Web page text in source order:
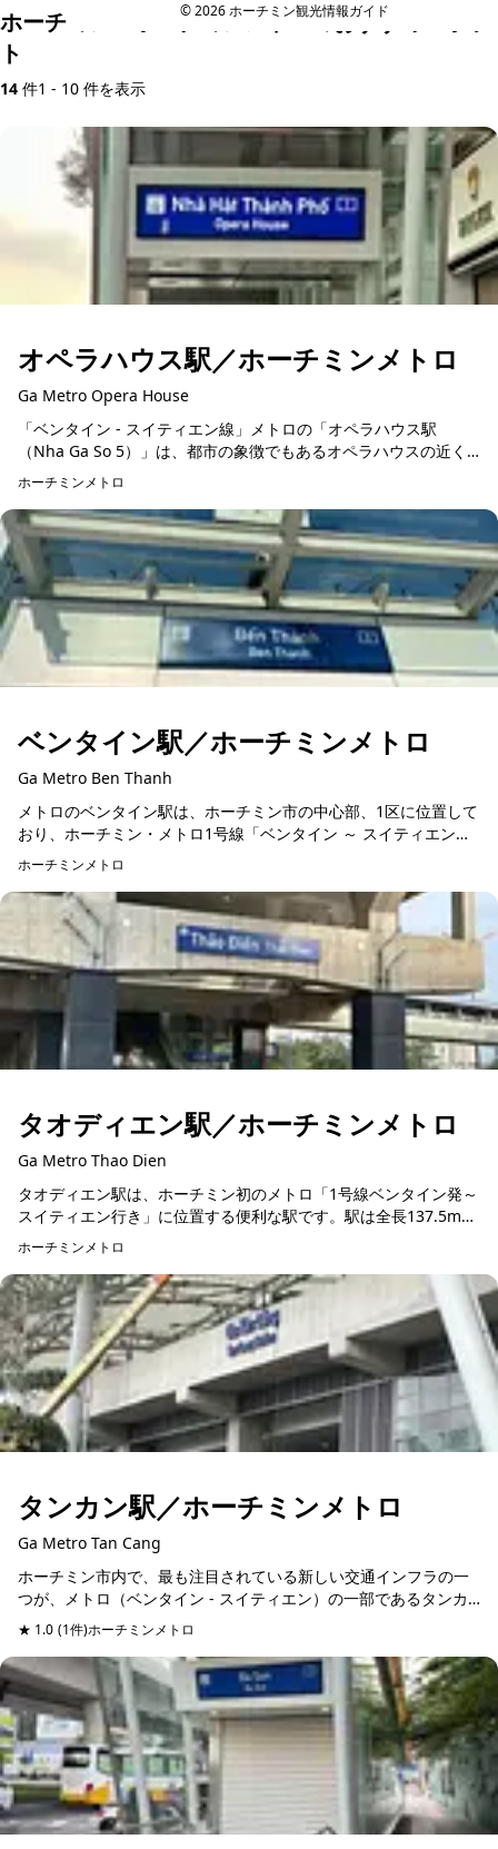
© 2026 ホーチミン観光情報ガイド
ホーチミン・ホーチミンメトロのおすすめスポッ
ト
14 件1 - 10 件を表示
オペラハウス駅／ホーチミンメトロ
Ga Metro Opera House
「ベンタイン - スイティエン線」メトロの「オペラハウス駅
（Nha Ga So 5）」は、都市の象徴でもあるオペラハウスの近く
に位置し、公共交通機関の重要な拠点です。地下4階建てで、長さ
190m...
ホーチミンメトロ
ベンタイン駅／ホーチミンメトロ
Ga Metro Ben Thanh
メトロのベンタイン駅は、ホーチミン市の中心部、1区に位置して
おり、ホーチミン・メトロ1号線「ベンタイン ～ スイティエン
線」の始発駅です。この路線は、市内の交通を効率化する重要な
役割を果たしてい...
ホーチミンメトロ
タオディエン駅／ホーチミンメトロ
Ga Metro Thao Dien
タオディエン駅は、ホーチミン初のメトロ「1号線ベンタイン発～
スイティエン行き」に位置する便利な駅です。駅は全長137.5m、
幅22m、高さ19.45mと広々とした設計で、快適に利用できます。
...
ホーチミンメトロ
タンカン駅／ホーチミンメトロ
Ga Metro Tan Cang
ホーチミン市内で、最も注目されている新しい交通インフラの一
つが、メトロ（ベンタイン - スイティエン）の一部であるタンカ
ン駅です。 タンカン駅は、長さ137.5メートル、幅37.3メートル...
★ 1.0 (1件)ホーチミンメトロ